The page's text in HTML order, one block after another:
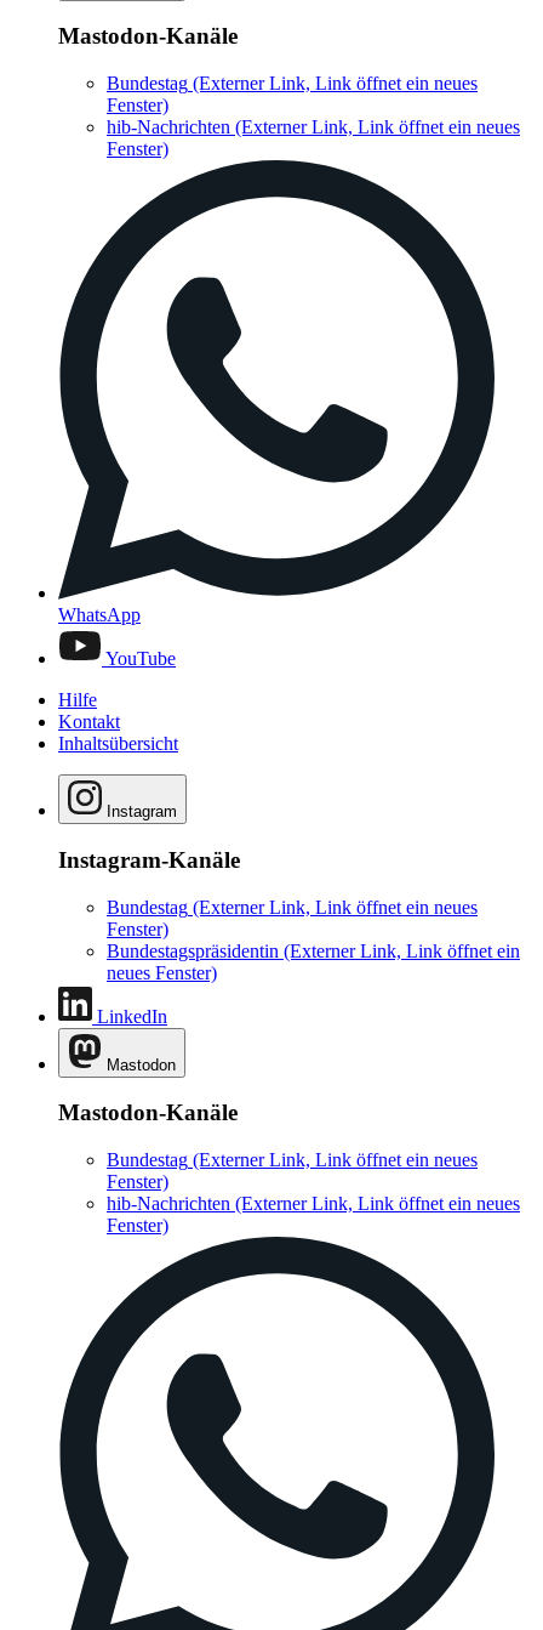
Mastodon-Kanäle
Bundestag (Externer Link, Link öffnet ein neues
Fenster)
hib-Nachrichten (Externer Link, Link öffnet ein neues
Fenster)
WhatsApp
YouTube
Hilfe
Kontakt
Inhaltsübersicht
Instagram
Instagram-Kanäle
Bundestag (Externer Link, Link öffnet ein neues
Fenster)
Bundestagspräsidentin (Externer Link, Link öffnet ein
neues Fenster)
LinkedIn
Mastodon
Mastodon-Kanäle
Bundestag (Externer Link, Link öffnet ein neues
Fenster)
hib-Nachrichten (Externer Link, Link öffnet ein neues
Fenster)